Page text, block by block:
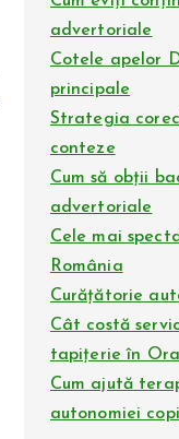
advertoriale
Cotele apelor
principale
Strategia
conteze
Cum să obții
advertoriale
Cele mai
România
Curățătorie
Cât costă
tapițerie în
Cum ajută
autonomiei